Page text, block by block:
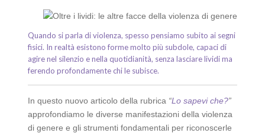
Quando si parla di violenza, spesso pensiamo subito ai segni
fisici. In realtà esistono forme molto più subdole, capaci di
agire nel silenzio e nella quotidianità, senza lasciare lividi ma
ferendo profondamente chi le subisce.
In questo nuovo articolo della rubrica “Lo sapevi che?”
approfondiamo le diverse manifestazioni della violenza
di genere e gli strumenti fondamentali per riconoscerle